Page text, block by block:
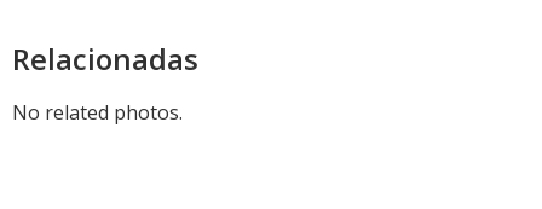
Relacionadas
No related photos.